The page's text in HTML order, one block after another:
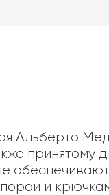
Альберто
и